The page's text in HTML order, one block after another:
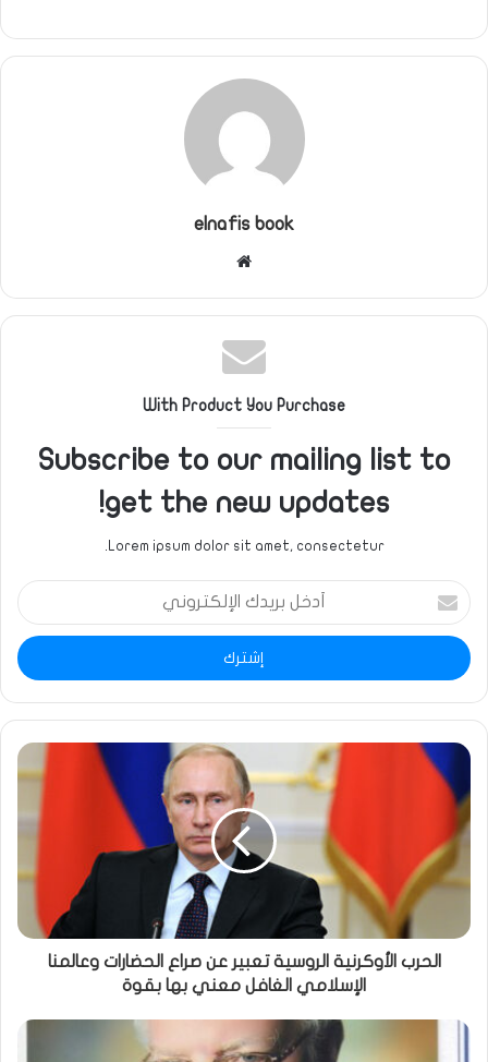
elnafis book
With Product You Purchase
Subscribe to our mailing list to
get the new updates!
Lorem ipsum dolor sit amet, consectetur.
أدخل
بريدك
الإلكتروني
الحرب الأوكرنية الروسية تعبير عن صراع الحضارات وعالمنا
الإسلامي الغافل معني بها بقوة